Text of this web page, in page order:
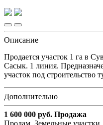
Описание
Продается участок 1 га в
Сасык. 1 линия.
участок под строительство
Дополнительно
1 600 000 руб. Продажа
Продам, Земельные участки,